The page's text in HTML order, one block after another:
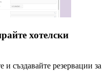
хотелски
и създавайте резервации за